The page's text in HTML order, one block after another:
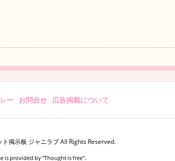
ー お問合せ 広告掲載について
ト掲示板 ジャニラブAll Rights Reserved.
is provided by "Thought is free".